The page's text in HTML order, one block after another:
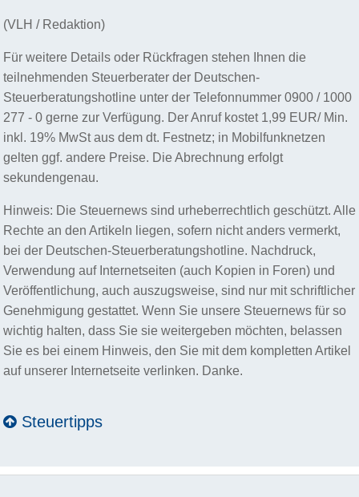
(VLH / Redaktion)
Für weitere Details oder Rückfragen stehen Ihnen die
teilnehmenden Steuerberater der Deutschen-
Steuerberatungshotline unter der Telefonnummer 0900 / 1000
277 - 0 gerne zur Verfügung. Der Anruf kostet 1,99 EUR/ Min.
inkl. 19% MwSt aus dem dt. Festnetz; in Mobilfunknetzen
gelten ggf. andere Preise. Die Abrechnung erfolgt
sekundengenau.
Hinweis: Die Steuernews sind urheberrechtlich geschützt. Alle
Rechte an den Artikeln liegen, sofern nicht anders vermerkt,
bei der Deutschen-Steuerberatungshotline. Nachdruck,
Verwendung auf Internetseiten (auch Kopien in Foren) und
Veröffentlichung, auch auszugsweise, sind nur mit schriftlicher
Genehmigung gestattet. Wenn Sie unsere Steuernews für so
wichtig halten, dass Sie sie weitergeben möchten, belassen
Sie es bei einem Hinweis, den Sie mit dem kompletten Artikel
auf unserer Internetseite verlinken. Danke.
Steuertipps